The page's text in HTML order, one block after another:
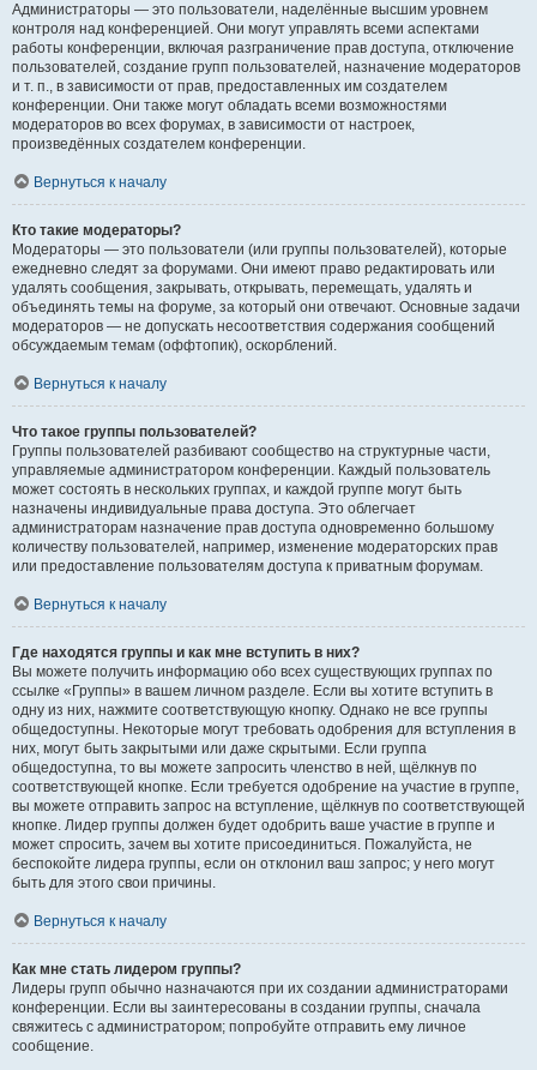
Администраторы — это пользователи, наделённые высшим уровнем
контроля над конференцией. Они могут управлять всеми аспектами
работы конференции, включая разграничение прав доступа, отключение
пользователей, создание групп пользователей, назначение модераторов
и т. п., в зависимости от прав, предоставленных им создателем
конференции. Они также могут обладать всеми возможностями
модераторов во всех форумах, в зависимости от настроек,
произведённых создателем конференции.
Вернуться к началу
Кто такие модераторы?
Модераторы — это пользователи (или группы пользователей), которые
ежедневно следят за форумами. Они имеют право редактировать или
удалять сообщения, закрывать, открывать, перемещать, удалять и
объединять темы на форуме, за который они отвечают. Основные задачи
модераторов — не допускать несоответствия содержания сообщений
обсуждаемым темам (оффтопик), оскорблений.
Вернуться к началу
Что такое группы пользователей?
Группы пользователей разбивают сообщество на структурные части,
управляемые администратором конференции. Каждый пользователь
может состоять в нескольких группах, и каждой группе могут быть
назначены индивидуальные права доступа. Это облегчает
администраторам назначение прав доступа одновременно большому
количеству пользователей, например, изменение модераторских прав
или предоставление пользователям доступа к приватным форумам.
Вернуться к началу
Где находятся группы и как мне вступить в них?
Вы можете получить информацию обо всех существующих группах по
ссылке «Группы» в вашем личном разделе. Если вы хотите вступить в
одну из них, нажмите соответствующую кнопку. Однако не все группы
общедоступны. Некоторые могут требовать одобрения для вступления в
них, могут быть закрытыми или даже скрытыми. Если группа
общедоступна, то вы можете запросить членство в ней, щёлкнув по
соответствующей кнопке. Если требуется одобрение на участие в группе,
вы можете отправить запрос на вступление, щёлкнув по соответствующей
кнопке. Лидер группы должен будет одобрить ваше участие в группе и
может спросить, зачем вы хотите присоединиться. Пожалуйста, не
беспокойте лидера группы, если он отклонил ваш запрос; у него могут
быть для этого свои причины.
Вернуться к началу
Как мне стать лидером группы?
Лидеры групп обычно назначаются при их создании администраторами
конференции. Если вы заинтересованы в создании группы, сначала
свяжитесь с администратором; попробуйте отправить ему личное
сообщение.